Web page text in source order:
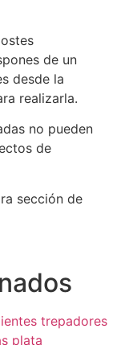
de un
desde la
realizarla.
no pueden
de
sección de